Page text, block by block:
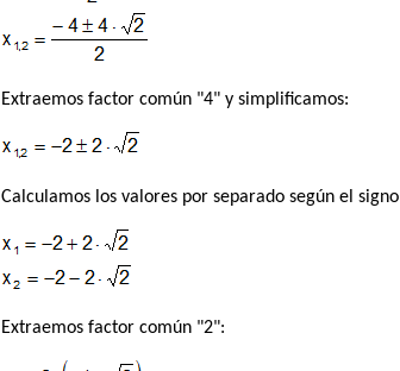
Extraemos factor común "4" y simplificamos:
Calculamos los valores por separado según el
Extraemos factor común "2":